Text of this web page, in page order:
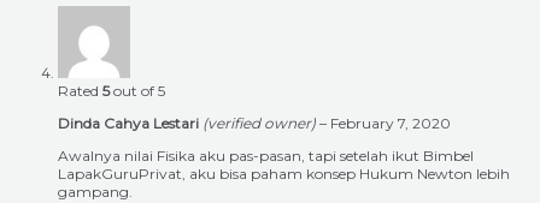
Rated 5out of 5
Dinda Cahya Lestari (verified owner) – February 7, 2020
Awalnya nilai Fisika aku pas-pasan, tapi setelah ikut Bimbel
LapakGuruPrivat, aku bisa paham konsep Hukum Newton lebih
gampang.